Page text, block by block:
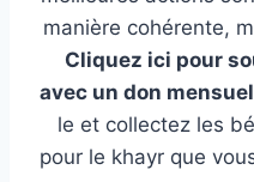
manière cohérente,
Cliquez ici pour
avec un don
le et collectez les
pour le khayr que